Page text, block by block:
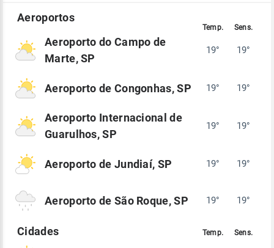
Aeroporto do Campo de
Marte, SP
19° 19°
Aeroporto de Congonhas, SP 19° 19°
Aeroporto Internacional de
Guarulhos, SP
19° 19°
Aeroporto de Jundiaí, SP 19° 19°
Aeroporto de São Roque, SP 19° 19°